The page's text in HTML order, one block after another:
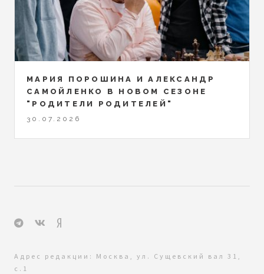
МАРИЯ ПОРОШИНА И АЛЕКСАНДР
САМОЙЛЕНКО В НОВОМ СЕЗОНЕ
"РОДИТЕЛИ РОДИТЕЛЕЙ"
30.07.2026
Адрес редакции: Москва, ул. Сущевский вал 31,
с.1